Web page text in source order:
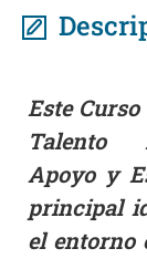
Este
Talento
Apoyo y
principal
el entorno